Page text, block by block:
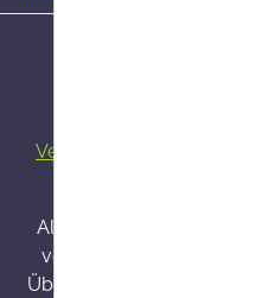
Versandkosten
und ggf.
Alle bei Onlineapo
von Österreich versendet
Über Wirkung und